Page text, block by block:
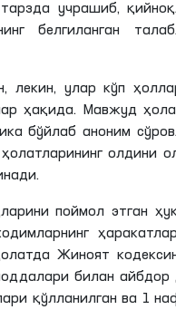
учрашиб,
белгиланган
лекин, улар кўп
ҳақида. Мавжуд
бўйлаб аноним
олдини
поймол этган
Жиноят
билан айбдор
қўлланилган ва 1